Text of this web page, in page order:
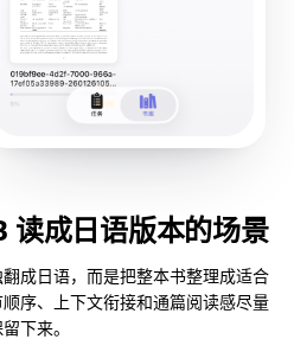
读成日语版本的场景
成日语，而是把整本书整理成适合
序、上下文衔接和通篇阅读感尽量
下来。